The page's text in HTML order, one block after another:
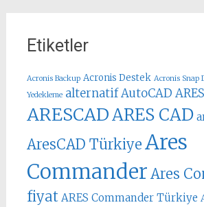
Etiketler
Acronis Backup Acronis Destek Acronis Snap
Yedekleme alternatif AutoCAD
ARESCADARES CAD
AresCAD Türkiye Ares
Commander Ares
fiyat ARES Commander Türkiye